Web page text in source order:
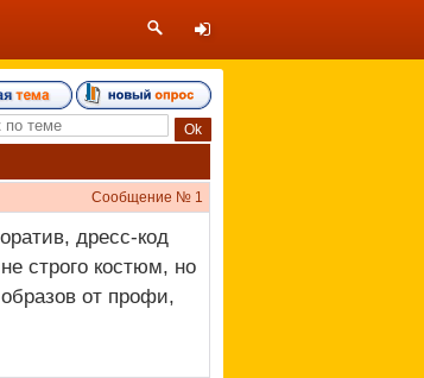
Сообщение № 1
дресс-код
строго костюм, но
от профи,